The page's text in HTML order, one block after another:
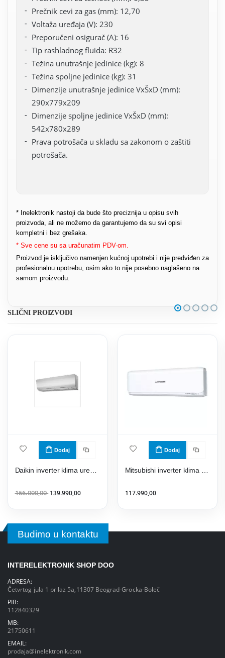
Prečnik cevi za gas (mm): 12,70
Voltaža uređaja (V): 230
Preporučeni osigurač (A): 16
Tip rashladnog fluida: R32
Težina unutrašnje jedinice (kg): 8
Težina spoljne jedinice (kg): 31
Dimenzije unutrašnje jedinice VxŠxD (mm):
290x779x209
Dimenzije spoljne jedinice VxŠxD (mm):
542x780x289
Prava potrošača u skladu sa zakonom o zaštiti
potrošača.
* Inelektronik nastoji da bude što preciznija u opisu svih
proizvoda, ali ne možemo da garantujemo da su svi opisi
kompletni i bez grešaka.
* Sve cene su sa uračunatim PDV-om.
Proizvod je isključivo namenjen kućnoj upotrebi i nije predviđen za
profesionalnu upotrebu, osim ako to nije posebno naglašeno na
samom proizvodu.
SLIČNI PROIZVODI
Dodaj
166.000,00 139.990,00
Dodaj
117.990,00
Budimo u kontaktu
INTERELEKTRONIK SHOP DOO
ADRESA:
Četvrtog jula 1 prilaz 5a,11307 Beograd-Grocka-Boleč
PIB:
112840329
MB:
21750611
EMAIL:
prodaja@inelektronik.com